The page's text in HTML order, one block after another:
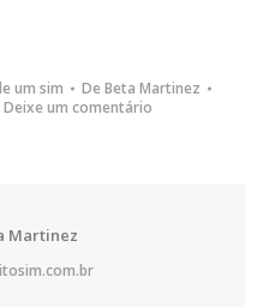
um sim De Beta Martinez
Deixe um comentário
Martinez